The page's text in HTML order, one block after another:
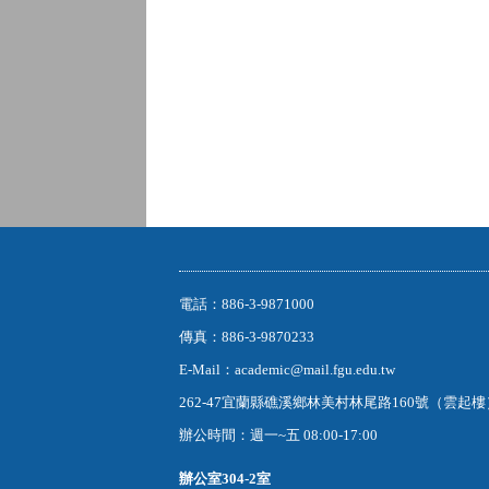
電話：886-3-9871000
傳真：886-3-9870233
E-Mail：academic@mail.fgu.edu.tw
262-47宜蘭縣礁溪鄉林美村林尾路160號（雲起
辦公時間：週一~五 08:00-17:00
辦公室304-2室